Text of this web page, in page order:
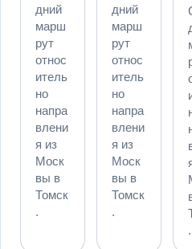
дний
марш
рут
относ
итель
но
напра
влени
я из
Моск
вы в
Томск
.
дний
марш
рут
относ
итель
но
напра
влени
я из
Моск
вы в
Томск
.
.